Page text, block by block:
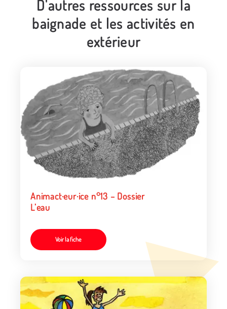
D'autres ressources sur la
baignade et les activités en
extérieur
Animact·eur·ice n°13 – Dossier
L’eau
Voir la fiche